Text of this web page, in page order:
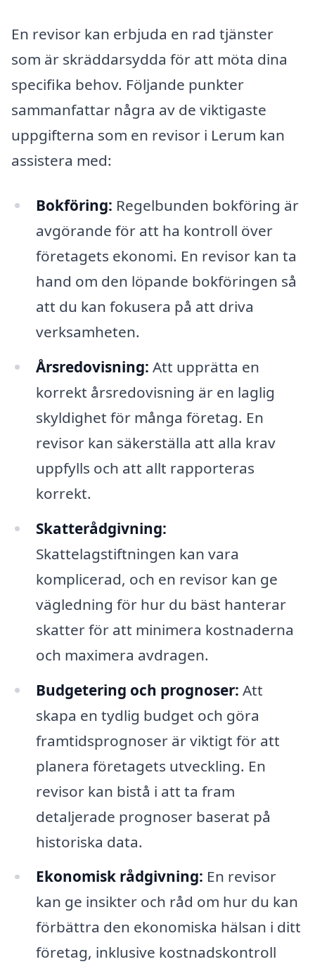
En revisor kan erbjuda en rad tjänster
som är skräddarsydda för att möta dina
specifika behov. Följande punkter
sammanfattar några av de viktigaste
uppgifterna som en revisor i Lerum kan
assistera med:
Bokföring: Regelbunden bokföring är
avgörande för att ha kontroll över
företagets ekonomi. En revisor kan ta
hand om den löpande bokföringen så
att du kan fokusera på att driva
verksamheten.
Årsredovisning: Att upprätta en
korrekt årsredovisning är en laglig
skyldighet för många företag. En
revisor kan säkerställa att alla krav
uppfylls och att allt rapporteras
korrekt.
Skatterådgivning:
Skattelagstiftningen kan vara
komplicerad, och en revisor kan ge
vägledning för hur du bäst hanterar
skatter för att minimera kostnaderna
och maximera avdragen.
Budgetering och prognoser: Att
skapa en tydlig budget och göra
framtidsprognoser är viktigt för att
planera företagets utveckling. En
revisor kan bistå i att ta fram
detaljerade prognoser baserat på
historiska data.
Ekonomisk rådgivning: En revisor
kan ge insikter och råd om hur du kan
förbättra den ekonomiska hälsan i ditt
företag, inklusive kostnadskontroll